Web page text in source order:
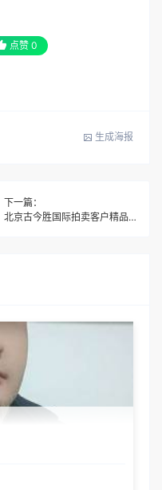
点赞 0
生成海报
下一篇：
北京古今胜国际拍卖客户精品藏品展示《薛广民｜家和万事兴》 《石静｜幽谷凌风》